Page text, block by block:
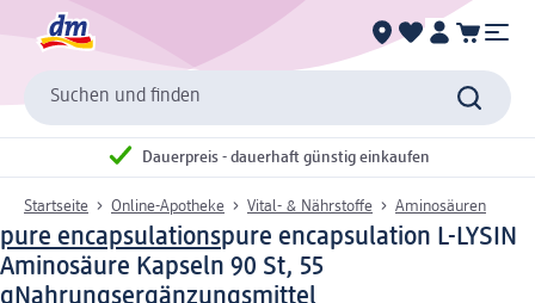
Suchen und finden
Dauerpreis - dauerhaft günstig einkaufen
Startseite Online-Apotheke Vital- & Nährstoffe Aminosäuren
pure encapsulationspure encapsulation L-LYSIN
Aminosäure Kapseln 90 St, 55
gNahrungsergänzungsmittel